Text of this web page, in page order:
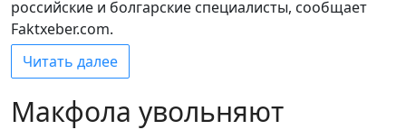
российские и болгарские специалисты, сообщает
Faktxeber.com.
Читать далее
Макфола увольняют